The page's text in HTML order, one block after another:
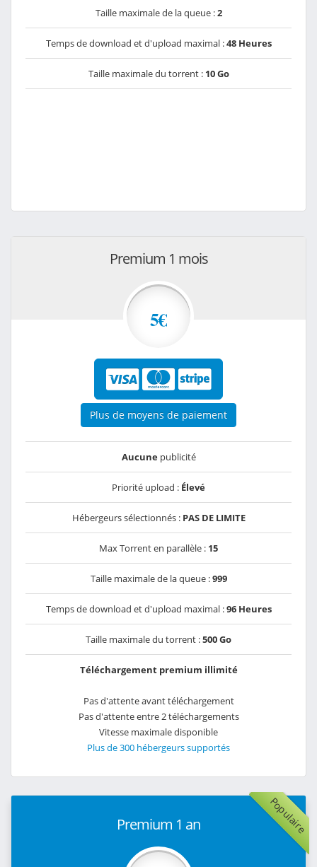
Taille maximale de la queue :2
Temps de download et d'upload maximal :48 Heures
Taille maximale du torrent : 10 Go
Premium 1 mois
5€
Plus de moyens de paiement
Aucunepublicité
Priorité upload : Élevé
Hébergeurs sélectionnés : PAS DE LIMITE
Max Torrent en parallèle : 15
Taille maximale de la queue :999
Temps de download et d'upload maximal :96 Heures
Taille maximale du torrent :500 Go
Téléchargement premium illimité
Pas d'attente avant téléchargement
Pas d'attente entre 2 téléchargements
Vitesse maximale disponible
Plus de 300 hébergeurs supportés
Populaire
Premium 1 an